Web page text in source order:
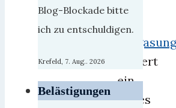
fordert
ein
neues
Blog-Blockade bitte
ich zu entschuldigen.
Krefeld, 7. Aug.. 2026
Belästigungen